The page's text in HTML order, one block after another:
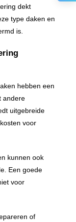
dekt
type daken en
is.
hebben een
andere
uitgebreide
voor
kunnen ook
Een goede
voor
of